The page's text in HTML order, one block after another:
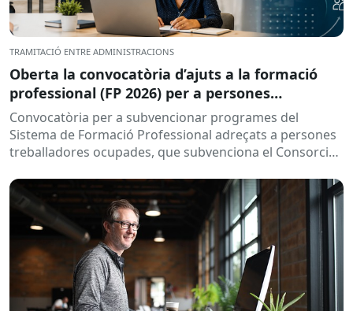
TRAMITACIÓ ENTRE ADMINISTRACIONS
Oberta la convocatòria d’ajuts a la formació
professional (FP 2026) per a persones
treballadores ocupades
Convocatòria per a subvencionar programes del
Sistema de Formació Professional adreçats a persones
treballadores ocupades, que subvenciona el Consorci